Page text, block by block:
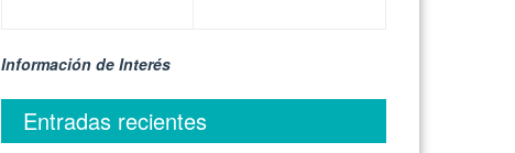
Información de Interés
Entradas recientes